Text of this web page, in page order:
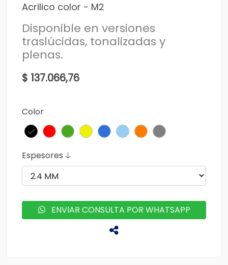
Acrilico color - M2
Disponible en versiones
traslúcidas, tonalizadas y
plenas.
$ 137.066,76
Color
Espesores 🡣
ENVIAR CONSULTA POR WHATSAPP